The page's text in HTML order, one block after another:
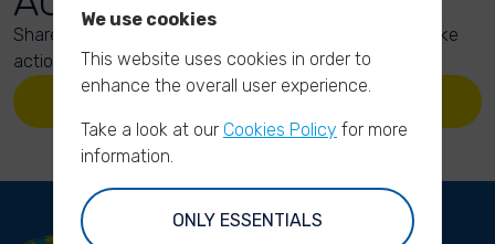
Share your action photos here and inspire others to take
action too!
UPLOAD YOUR PHOTOS
We use cookies
This website uses cookies in order to
enhance the overall user experience.
Take a look at our Cookies Policy for more
information.
ONLY ESSENTIALS